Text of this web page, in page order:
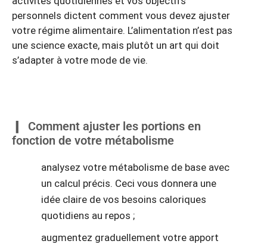
personnels dictent comment vous devez ajuster
votre régime alimentaire. L’alimentation n’est pas
une science exacte, mais plutôt un art qui doit
s’adapter à votre mode de vie.
Comment ajuster les portions en
fonction de votre métabolisme
analysez votre métabolisme de base avec
un calcul précis. Ceci vous donnera une
idée claire de vos besoins caloriques
quotidiens au repos ;
augmentez graduellement votre apport